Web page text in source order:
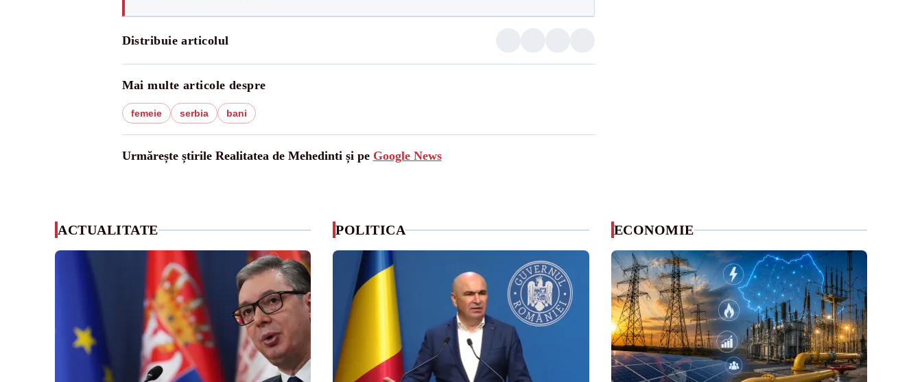
Distribuie articolul
Mai multe articole despre
femeie serbia bani
Urmărește știrile Realitatea de Mehedinti și pe Google News
ACTUALITATE POLITICA ECONOMIE